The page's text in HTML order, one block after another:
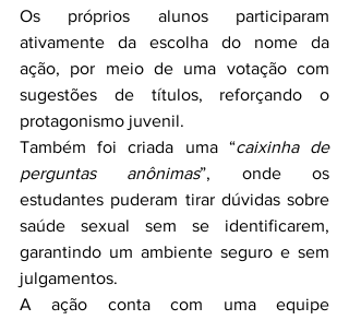
Os próprios alunos participaram
ativamente da escolha do nome da
ação, por meio de uma votação com
sugestões de títulos, reforçando o
protagonismo juvenil.
Também foi criada uma “caixinha de
perguntas anônimas”, onde os
estudantes puderam tirar dúvidas sobre
saúde sexual sem se identificarem,
garantindo um ambiente seguro e sem
julgamentos.
A ação conta com uma equipe